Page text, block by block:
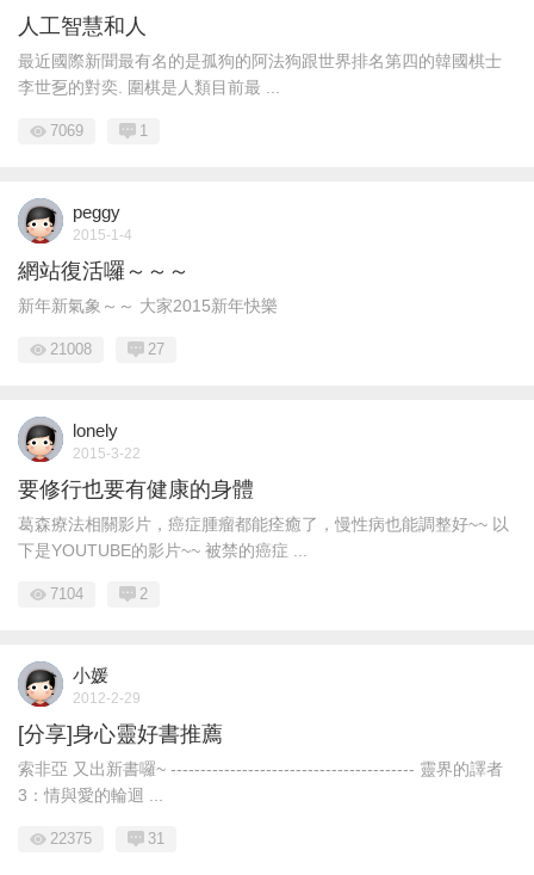
人工智慧和人
最近國際新聞最有名的是孤狗的阿法狗跟世界排名第四的韓國棋士
李世乭的對奕. 圍棋是人類目前最 ...
7069 1
peggy
2015-1-4
網站復活囉～～～
新年新氣象～～ 大家2015新年快樂
21008 27
lonely
2015-3-22
要修行也要有健康的身體
葛森療法相關影片，癌症腫瘤都能痊癒了，慢性病也能調整好~~ 以
下是YOUTUBE的影片~~ 被禁的癌症 ...
7104 2
小媛
2012-2-29
[分享]身心靈好書推薦
索非亞 又出新書囉~ ----------------------------------------- 靈界的譯者
3：情與愛的輪迴 ...
22375 31